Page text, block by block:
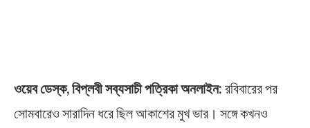
ওয়েব ডেস্ক, বিপ্লবী সব্যসাচী পত্রিকা অনলাইন: রবিবারের পর
সোমবারেও সারাদিন ধরে ছিল আকাশের মুখ ভার। সঙ্গে কখনও